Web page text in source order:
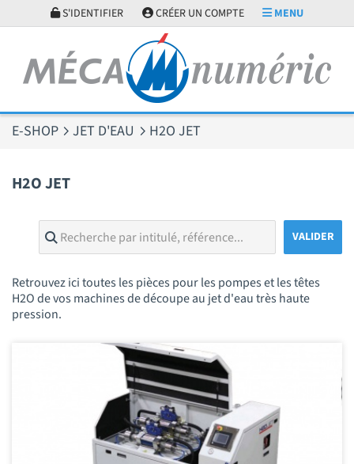
S'IDENTIFIER CRÉER UN COMPTE MENU
E-SHOP JET D'EAU H2O JET
H2O JET
Retrouvez ici toutes les pièces pour les pompes et les têtes
H2O de vos machines de découpe au jet d'eau très haute
pression.
Panneau de gestion des cookies